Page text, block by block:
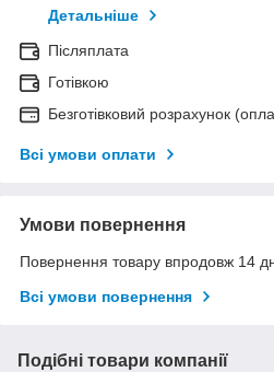
Детальніше
Післяплата
Готівкою
Безготівковий розрахунок
Всі умови оплати
Умови повернення
Повернення товару впродовж 14
Всі умови повернення
Подібні товари компанії